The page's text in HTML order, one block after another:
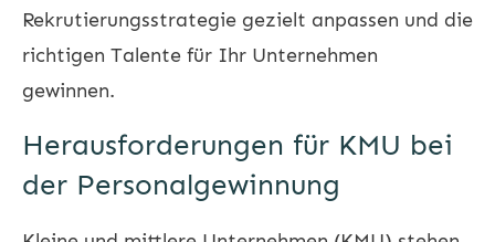
Rekrutierungsstrategie gezielt anpassen und die
richtigen Talente für Ihr Unternehmen
gewinnen.
Herausforderungen für KMU bei
der Personalgewinnung